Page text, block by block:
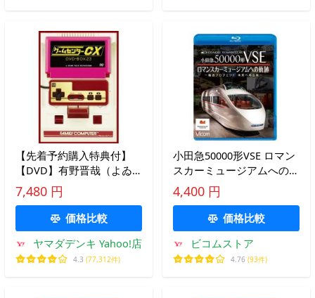
【先着予約購入特典付】
【DVD】有野晋哉（よゐ
こ） ／ ゲームセンターCX
DVD−BOX23
7,480 円
価格比較
ヤマダデンキ Yahoo!店
4.3 (77,312件)
小田急50000形VSE ロマン
スカーミュージアムへの軌
跡 ビコムストア ブルーレ
イ
4,400 円
価格比較
ビコムストア
4.76 (93件)